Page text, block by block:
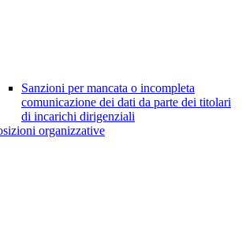
Sanzioni per mancata o incompleta
comunicazione dei dati da parte dei titolari
di incarichi dirigenziali
organizzative